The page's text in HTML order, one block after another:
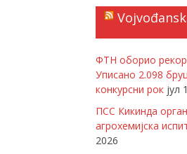
ФТН оборио
Уписано 2.098
конкурсни рок јул
ПСС Кикинда
агрохемијска
2026